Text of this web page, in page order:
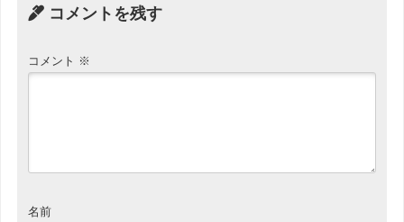
コメントを残す
コメント ※
名前